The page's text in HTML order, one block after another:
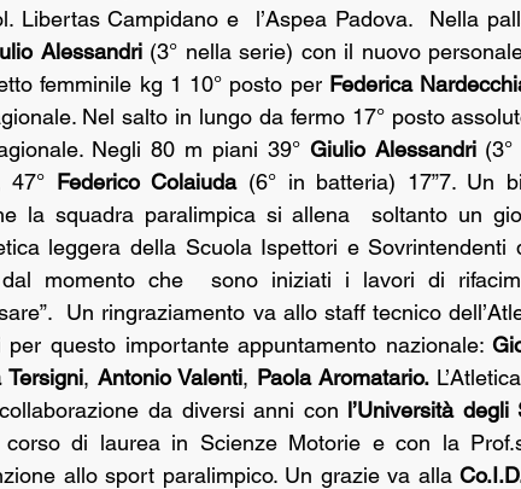
Libertas Campidano e  l’Aspea Padova.  Nella
Alessandri (3° nella serie) con il nuovo
femminile kg 1 10° posto per Federica
Nel salto in lungo da fermo 17° posto
Negli 80 m piani 39° Giulio Alessandri (3°
47° Federico Colaiuda (6° in batteria) 17”7. Un
la squadra paralimpica si allena  soltanto un
leggera della Scuola Ispettori e Sovrintendenti
momento che  sono iniziati i lavori di
Un ringraziamento va allo staff tecnico
questo importante appuntamento nazionale:
Tersigni, Antonio Valenti, Paola Aromatario.
da diversi anni con l’Università degli
corso di laurea in Scienze Motorie e con la
allo sport paralimpico. Un grazie va alla